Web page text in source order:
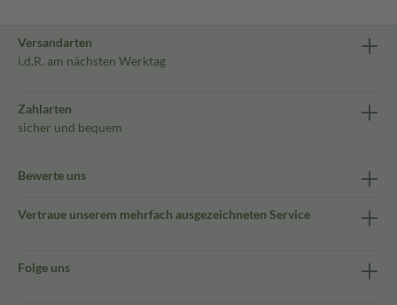
Versandarten
i.d.R. am nächsten Werktag
Zahlarten
sicher und bequem
Bewerte uns
Vertraue unserem mehrfach ausgezeichneten Service
Folge uns